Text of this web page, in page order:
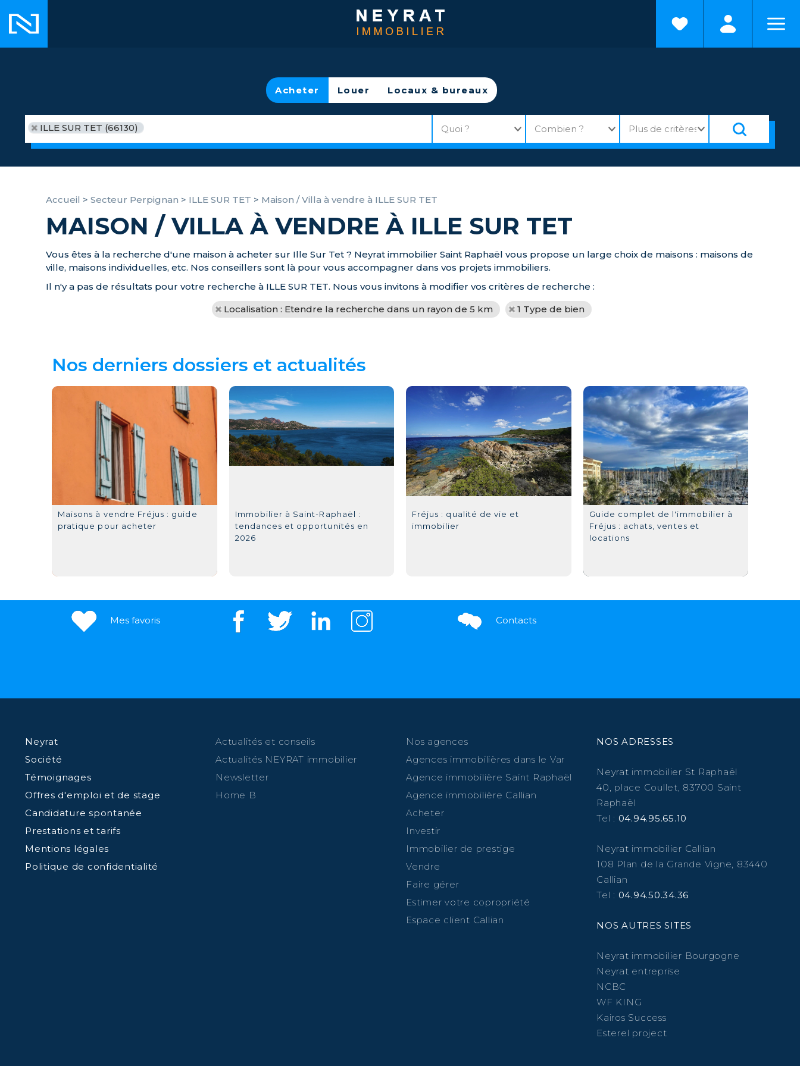
Acheter Louer Locaux & bureaux
ILLE SUR TET (66130)
Accueil > Secteur Perpignan > ILLE SUR TET > Maison / Villa à vendre à ILLE SUR TET
MAISON / VILLA À VENDRE À ILLE SUR TET
Vous êtes à la recherche d'une maison à acheter sur Ille Sur Tet ? Neyrat immobilier Saint Raphaël vous propose un large choix de maisons : maisons de
ville, maisons individuelles, etc. Nos conseillers sont là pour vous accompagner dans vos projets immobiliers.
Il n'y a pas de résultats pour votre recherche à ILLE SUR TET. Nous vous invitons à modifier vos critères de recherche :
Localisation : Etendre la recherche dans un rayon de 5 km
1 Type de bien
Nos derniers dossiers et actualités
Maisons à vendre Fréjus : guide
pratique pour acheter
Immobilier à Saint-Raphaël :
tendances et opportunités en
2026
Fréjus : qualité de vie et
immobilier
Guide complet de l'immobilier à
Fréjus : achats, ventes et
locations
Mes favoris Contacts
Neyrat
Société
Témoignages
Offres d'emploi et de stage
Candidature spontanée
Prestations et tarifs
Mentions légales
Politique de confidentialité
Actualités et conseils
Actualités NEYRAT immobilier
Newsletter
Home B
Nos agences
Agences immobilières dans le Var
Agence immobilière Saint Raphaël
Agence immobilière Callian
Acheter
Investir
Immobilier de prestige
Vendre
Faire gérer
Estimer votre copropriété
Espace client Callian
NOS ADRESSES
Neyrat immobilier St Raphaël
40, place Coullet, 83700 Saint
Raphaël
Tel : 04.94.95.65.10
Neyrat immobilier Callian
108 Plan de la Grande Vigne, 83440
Callian
Tel : 04.94.50.34.36
NOS AUTRES SITES
Neyrat immobilier Bourgogne
Neyrat entreprise
NCBC
WF KING
Kairos Success
Esterel project